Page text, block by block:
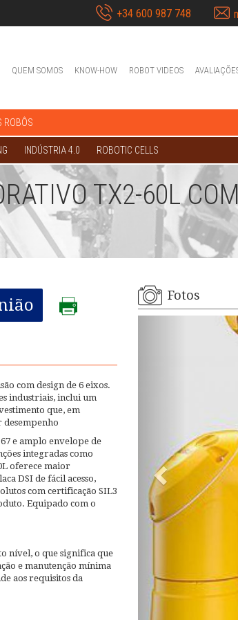
+34 600 987 748
QUEM SOMOS KNOW-HOW ROBOT VIDEOS
ROBÔS
INDÚSTRIA 4.0 ROBOTIC CELLS
TX2-60L
com design de 6 eixos.
industriais, inclui um
que, em
e amplo envelope de
integradas como
oferece maior
DSI de fácil acesso,
com certificação SIL3
Equipado com o
nível, o que significa que
e manutenção mínima
aos requisitos da
Fotos